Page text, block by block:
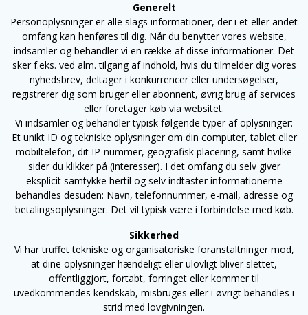
Generelt
Personoplysninger er alle slags informationer, der i et eller andet
omfang kan henføres til dig. Når du benytter vores website,
indsamler og behandler vi en række af disse informationer. Det
sker f.eks. ved alm. tilgang af indhold, hvis du tilmelder dig vores
nyhedsbrev, deltager i konkurrencer eller undersøgelser,
registrerer dig som bruger eller abonnent, øvrig brug af services
eller foretager køb via websitet.
Vi indsamler og behandler typisk følgende typer af oplysninger:
Et unikt ID og tekniske oplysninger om din computer, tablet eller
mobiltelefon, dit IP-nummer, geografisk placering, samt hvilke
sider du klikker på (interesser). I det omfang du selv giver
eksplicit samtykke hertil og selv indtaster informationerne
behandles desuden: Navn, telefonnummer, e-mail, adresse og
betalingsoplysninger. Det vil typisk være i forbindelse med køb.
Sikkerhed
Vi har truffet tekniske og organisatoriske foranstaltninger mod,
at dine oplysninger hændeligt eller ulovligt bliver slettet,
offentliggjort, fortabt, forringet eller kommer til
uvedkommendes kendskab, misbruges eller i øvrigt behandles i
strid med lovgivningen.